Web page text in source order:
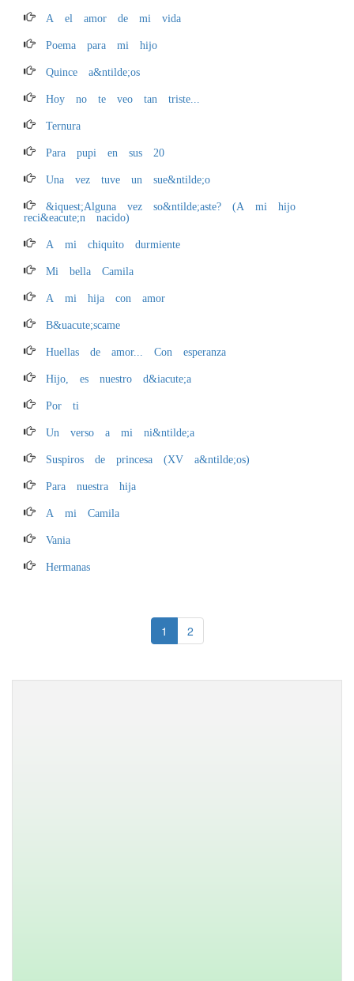
A el amor de mi vida
Poema para mi hijo
Quince a&ntilde;os
Hoy no te veo tan triste...
Ternura
Para pupi en sus 20
Una vez tuve un sue&ntilde;o
&iquest;Alguna vez so&ntilde;aste? (A mi hijo
reci&eacute;n nacido)
A mi chiquito durmiente
Mi bella Camila
A mi hija con amor
B&uacute;scame
Huellas de amor... Con esperanza
Hijo, es nuestro d&iacute;a
Por ti
Un verso a mi ni&ntilde;a
Suspiros de princesa (XV a&ntilde;os)
Para nuestra hija
A mi Camila
Vania
Hermanas
1 2